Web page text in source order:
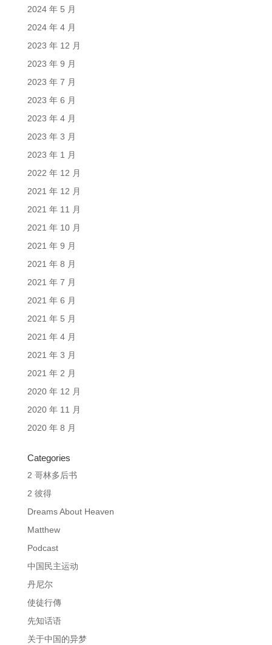
2024 年 5 月
2024 年 4 月
2023 年 12 月
2023 年 9 月
2023 年 7 月
2023 年 6 月
2023 年 4 月
2023 年 3 月
2023 年 1 月
2022 年 12 月
2021 年 12 月
2021 年 11 月
2021 年 10 月
2021 年 9 月
2021 年 8 月
2021 年 7 月
2021 年 6 月
2021 年 5 月
2021 年 4 月
2021 年 3 月
2021 年 2 月
2020 年 12 月
2020 年 11 月
2020 年 8 月
Categories
2 哥林多后书
2 彼得
Dreams About Heaven
Matthew
Podcast
中国民主运动
丹尼尔
使徒行傳
先知话语
关于中国的异梦